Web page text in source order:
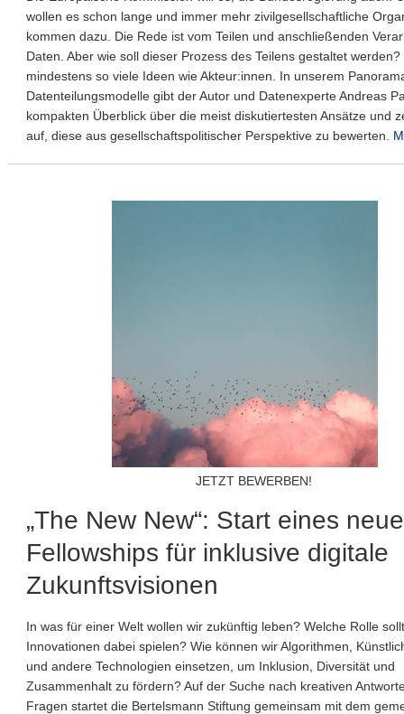
wollen es schon lange und immer mehr zivilgesellschaftliche
kommen dazu. Die Rede ist vom Teilen und anschließenden
Daten. Aber wie soll dieser Prozess des Teilens gestaltet
mindestens so viele Ideen wie Akteur:innen. In unserem
Datenteilungsmodelle gibt der Autor und Datenexperte Andreas
kompakten Überblick über die meist diskutiertesten Ansätze und
auf, diese aus gesellschaftspolitischer Perspektive zu bewerten.
JETZT BEWERBEN!
„The New New“: Start eines
Fellowships für inklusive digitale
Zukunftsvisionen
In was für einer Welt wollen wir zukünftig leben? Welche Rolle
Innovationen dabei spielen? Wie können wir Algorithmen,
und andere Technologien einsetzen, um Inklusion, Diversität und
Zusammenhalt zu fördern? Auf der Suche nach kreativen
Fragen startet die Bertelsmann Stiftung gemeinsam mit dem